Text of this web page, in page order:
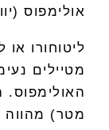
אולימפוס
ליטוחורו או
מטיילים
מטר)